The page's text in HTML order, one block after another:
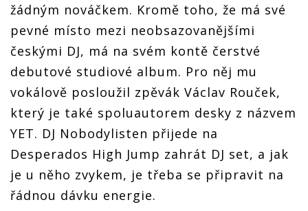
žádným nováčkem. Kromě toho, že má své
pevné místo mezi neobsazovanějšími
českými DJ, má na svém kontě čerstvé
debutové studiové album. Pro něj mu
vokálově posloužil zpěvák Václav Rouček,
který je také spoluautorem desky z názvem
YET. DJ Nobodylisten přijede na
Desperados High Jump zahrát DJ set, a jak
je u něho zvykem, je třeba se připravit na
řádnou dávku energie.